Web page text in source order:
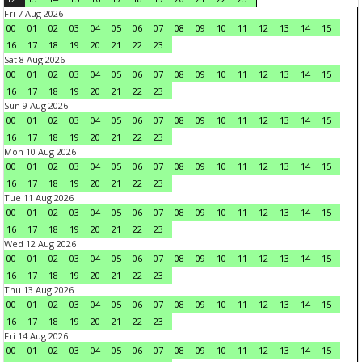
Fri 7 Aug 2026
00
01 02 03 04 05 06 07 08 09 10 11 12 13 14
15
16
17 18 19 20 21 22
23
Sat 8 Aug 2026
00
01 02 03 04 05 06 07 08 09 10 11 12 13 14
15
16
17 18 19 20 21 22
23
Sun 9 Aug 2026
00
01 02 03 04 05 06 07 08 09 10 11 12 13 14
15
16
17 18 19 20 21 22
23
Mon 10 Aug 2026
00
01 02 03 04 05 06 07 08 09 10 11 12 13 14
15
16
17 18 19 20 21 22
23
Tue 11 Aug 2026
00
01 02 03 04 05 06 07 08 09 10 11 12 13 14
15
16
17 18 19 20 21 22
23
Wed 12 Aug 2026
00
01 02 03 04 05 06 07 08 09 10 11 12 13 14
15
16
17 18 19 20 21 22
23
Thu 13 Aug 2026
00
01 02 03 04 05 06 07 08 09 10 11 12 13 14
15
16
17 18 19 20 21 22
23
Fri 14 Aug 2026
00
01 02 03 04 05 06 07 08 09 10 11 12 13 14
15